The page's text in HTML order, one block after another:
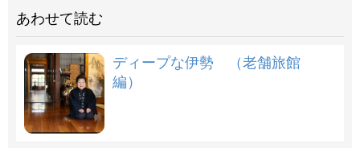
あわせて読む
ディープな伊勢 （老舗旅館
編）